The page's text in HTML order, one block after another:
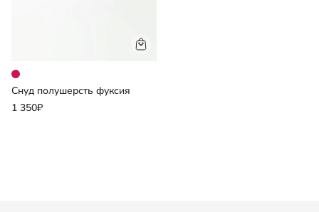
Снуд полушерсть фуксия
1 350₽